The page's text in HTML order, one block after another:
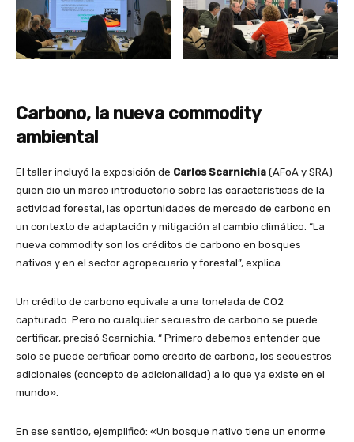
Carbono, la nueva commodity
ambiental
El taller incluyó la exposición de Carlos Scarnichia (AFoA y SRA)
quien dio un marco introductorio sobre las características de la
actividad forestal, las oportunidades de mercado de carbono en
un contexto de adaptación y mitigación al cambio climático. “La
nueva commodity son los créditos de carbono en bosques
nativos y en el sector agropecuario y forestal”, explica.
Un crédito de carbono equivale a una tonelada de CO2
capturado. Pero no cualquier secuestro de carbono se puede
certificar, precisó Scarnichia. “ Primero debemos entender que
solo se puede certificar como crédito de carbono, los secuestros
adicionales (concepto de adicionalidad) a lo que ya existe en el
mundo».
En ese sentido, ejemplificó: «Un bosque nativo tiene un enorme